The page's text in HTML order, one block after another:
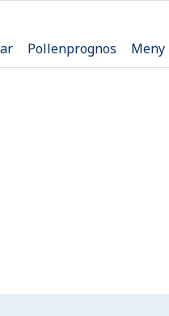
Pollenprognos Meny